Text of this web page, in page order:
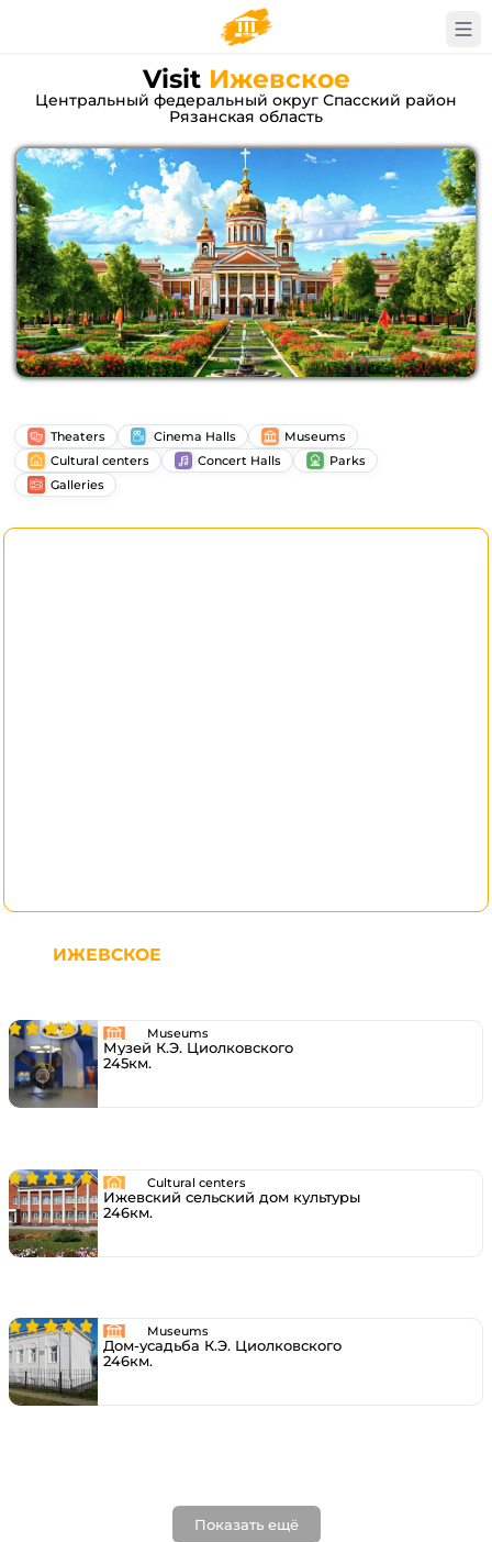
Visit Ижевское
Центральный федеральный округ Спасский район
Рязанская область
Theaters Cinema Halls
Museums
Cultural centers
Concert Halls
Parks
Galleries
ИЖЕВСКОЕ
Museums
Музей К.Э. Циолковского
245км.
Cultural centers
Ижевский сельский дом культуры
246км.
Museums
Дом-усадьба К.Э. Циолковского
246км.
Показать ещё